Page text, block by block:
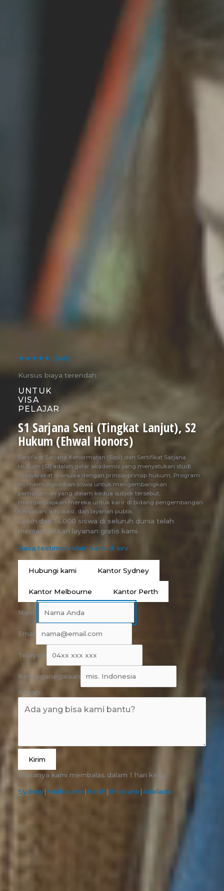
★★★★★ (540)
Kursus biaya terendah
UNTUK
VISA
PELAJAR
S1 Sarjana Seni (Tingkat Lanjut), S2
Hukum (Ehwal Honors)
Sertifikat Sarjana Kehormatan (Sipil) dan Sertifikat Sarjana
Hukum (S1) adalah gelar akademis yang menyatukan studi
masyarakat manusia dengan prinsip-prinsip hukum. Program
ini memungkinkan siswa untuk mengembangkan
pemahaman yang dalam kedua subjek tersebut,
mempersiapkan mereka untuk karir di bidang pengembangan
kebijakan, advokasi, dan layanan publik.
Lebih dari 14.000 siswa di seluruh dunia telah
memanfaatkan layanan gratis kami.
Baca testimoni klien kami di sini
Hubungi kami Kantor Sydney
Kantor Melbourne Kantor Perth
Nama
Email
Telepon
Kewarganegaraan
Pesan
Kirim
Biasanya kami membalas dalam 1 hari kerja.
Sydney|Melbourne|Perth|Brisbane|Adelaide